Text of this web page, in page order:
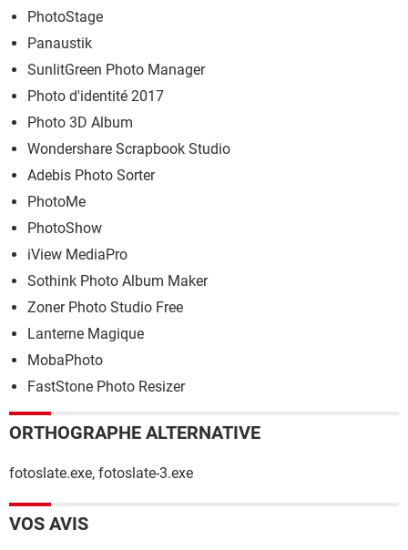
PhotoStage
Panaustik
SunlitGreen Photo Manager
Photo d'identité 2017
Photo 3D Album
Wondershare Scrapbook Studio
Adebis Photo Sorter
PhotoMe
PhotoShow
iView MediaPro
Sothink Photo Album Maker
Zoner Photo Studio Free
Lanterne Magique
MobaPhoto
FastStone Photo Resizer
ORTHOGRAPHE ALTERNATIVE
fotoslate.exe, fotoslate-3.exe
VOS AVIS